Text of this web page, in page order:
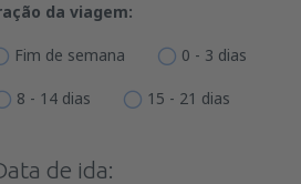
da viagem:
Fim de semana 0 - 3 dias
8 - 14 dias 15 - 21 dias
de ida: